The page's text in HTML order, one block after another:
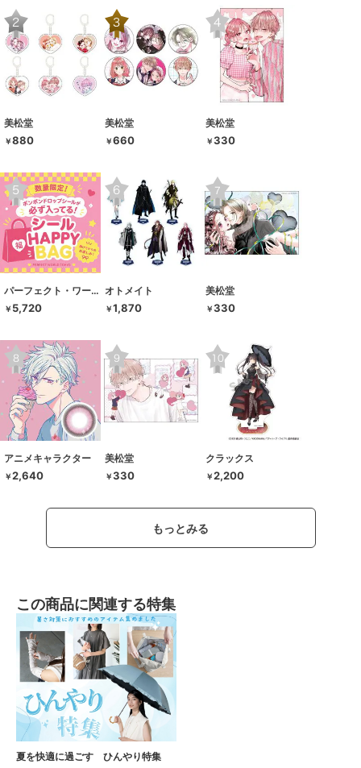
美松堂
￥880
美松堂
￥660
美松堂
￥330
パーフェクト・ワールド・トーキョー
￥ 5,720
オトメイト
￥1,870
美松堂
￥330
アニメキャラクター
￥2,640
美松堂
￥330
クラックス
￥2,200
もっとみる
この商品に関連する特集
夏を快適に過ごす ひんやり特集